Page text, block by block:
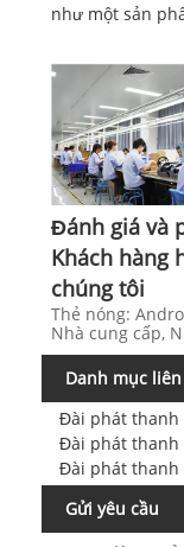
như một sản
Đánh giá và
Khách hàng
chúng tôi
Thẻ nóng:
Nhà cung cấp,
Danh mục
Đài phát thanh
Đài phát
Đài phát thanh
Gửi yêu cầu